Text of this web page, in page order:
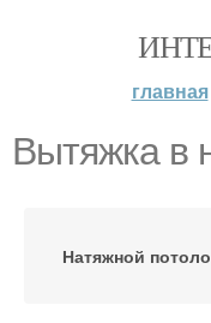
главная
Вытяжка в
Натяжной